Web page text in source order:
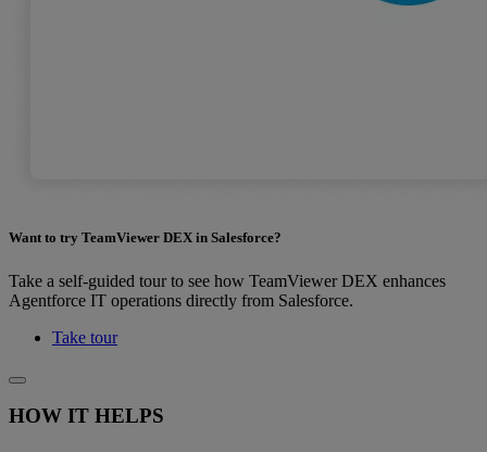
Want to try TeamViewer DEX in Salesforce?
Take a self-guided tour to see how TeamViewer DEX enhances
Agentforce IT operations directly from Salesforce.
Take tour
HOW IT HELPS